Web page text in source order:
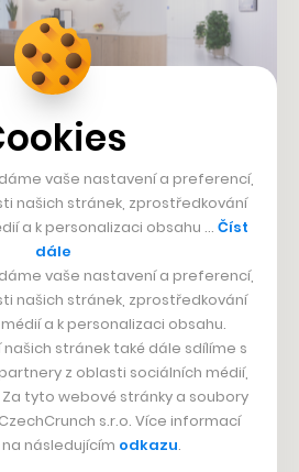
+5
ve svých službách doplňují tak,
opravdu komplexní a kvalitní
osobních lékařů na
podle osobní preference a k
zázemí všech našich dalších
vaše nastavení a preferencí,
našich stránek, zprostředkování
a k personalizaci obsahu … Číst
dále
vaše nastavení a preferencí,
našich stránek, zprostředkování
a k personalizaci obsahu.
stránek také dále sdílíme s
z oblasti sociálních médií,
tyto webové stránky a soubory
s.r.o. Více informací
následujícím odkazu.